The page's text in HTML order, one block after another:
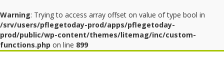
Warning: Trying to access array offset on value of type bool in
/srv/users/pflegetoday-prod/apps/pflegetoday-
prod/public/wp-content/themes/litemag/inc/custom-
functions.php on line 899